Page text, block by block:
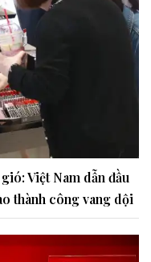
Việt Nam dẫn đầu
thành công vang dội